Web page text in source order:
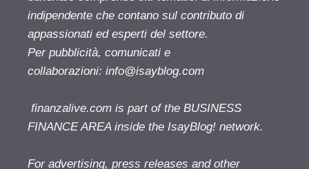
indipendente che contano sul contributo di
appassionati ed esperti del settore.
Per pubblicità, comunicati e
collaborazioni: info@isayblog.com
finanzalive.com is part of the BUSINESS
FINANCE AREA inside the IsayBlog! network.
For advertising, press releases and other